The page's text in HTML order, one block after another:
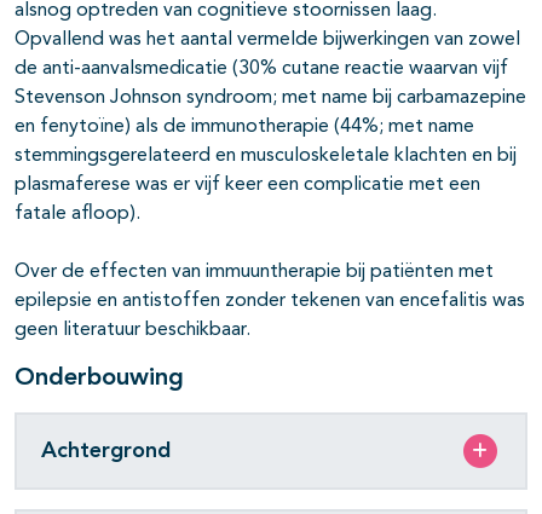
alsnog optreden van cognitieve stoornissen laag.
Opvallend was het aantal vermelde bijwerkingen van zowel
de anti-aanvalsmedicatie (30% cutane reactie waarvan vijf
Stevenson Johnson syndroom; met name bij carbamazepine
en fenytoïne) als de immunotherapie (44%; met name
stemmingsgerelateerd en musculoskeletale klachten en bij
plasmaferese was er vijf keer een complicatie met een
fatale afloop).
Over de effecten van immuuntherapie bij patiënten met
epilepsie en antistoffen zonder tekenen van encefalitis was
geen literatuur beschikbaar.
Onderbouwing
Achtergrond